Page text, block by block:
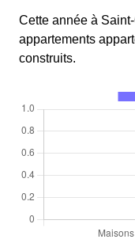
Cette année à
appartements
construits.